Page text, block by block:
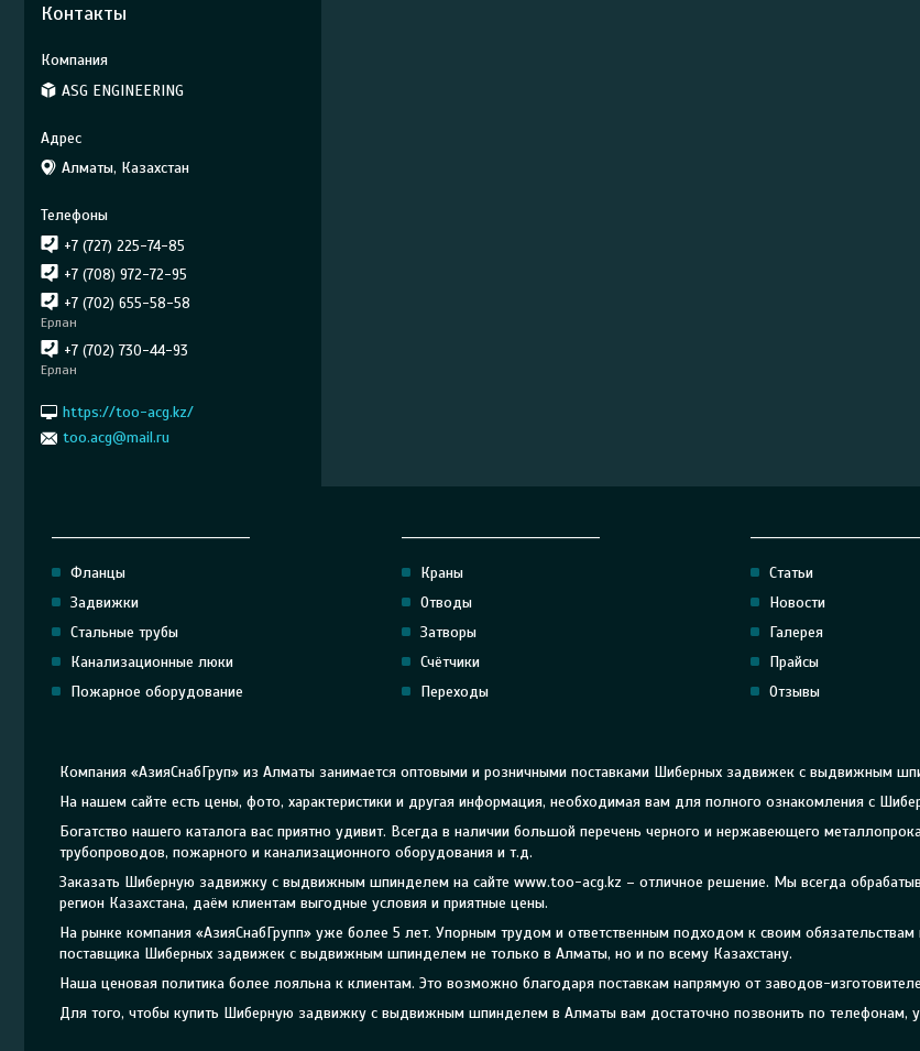
Контакты
ASG ENGINEERING
Алматы, Казахстан
+7 (727) 225-74-85
+7 (708) 972-72-95
+7 (702) 655-58-58
Ерлан
+7 (702) 730-44-93
Ерлан
https://too-acg.kz/
too.acg@mail.ru
Фланцы
Задвижки
Стальные трубы
Канализационные люки
Пожарное оборудование
Краны
Отводы
Затворы
Счётчики
Переходы
Статьи
Новости
Галерея
Прайсы
Отзывы
Компания «АзияСнабГруп» из Алматы занимается оптовыми и розничными поставками Шиберных задвижек с выдвижным
На нашем сайте есть цены, фото, характеристики и другая информация, необходимая вам для полного ознакомления с
Богатство нашего каталога вас приятно удивит. Всегда в наличии большой перечень черного и нержавеющего
трубопроводов, пожарного и канализационного оборудования и т.д.
Заказать Шиберную задвижку с выдвижным шпинделем на сайте www.too-acg.kz – отличное решение. Мы всегда
регион Казахстана, даём клиентам выгодные условия и приятные цены.
На рынке компания «АзияСнабГрупп» уже более 5 лет. Упорным трудом и ответственным подходом к своим
поставщика Шиберных задвижек с выдвижным шпинделем не только в Алматы, но и по всему Казахстану.
Наша ценовая политика более лояльна к клиентам. Это возможно благодаря поставкам напрямую от заводов-
Для того, чтобы купить Шиберную задвижку с выдвижным шпинделем в Алматы вам достаточно позвонить по телефонам,